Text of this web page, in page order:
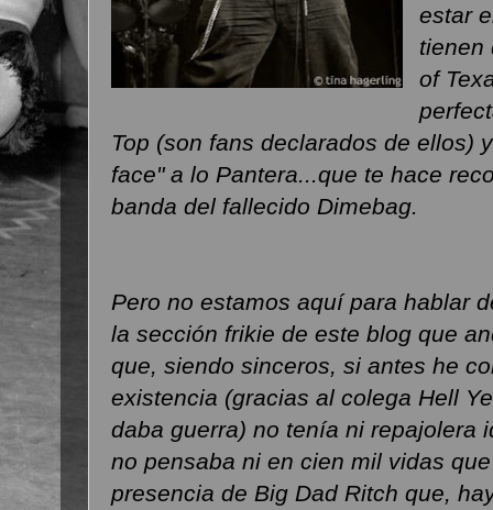
estar
tienen
of
Top (son fans declarados de ellos)
face" a lo Pantera...que te hace
banda del fallecido Dimebag.
Pero no estamos aquí para hablar
la sección frikie de este blog que
que, siendo sinceros, si antes he
existencia (gracias al colega Hell
daba guerra) no tenía ni repajolera
no pensaba ni en cien mil vidas
presencia de Big Dad Ritch que,